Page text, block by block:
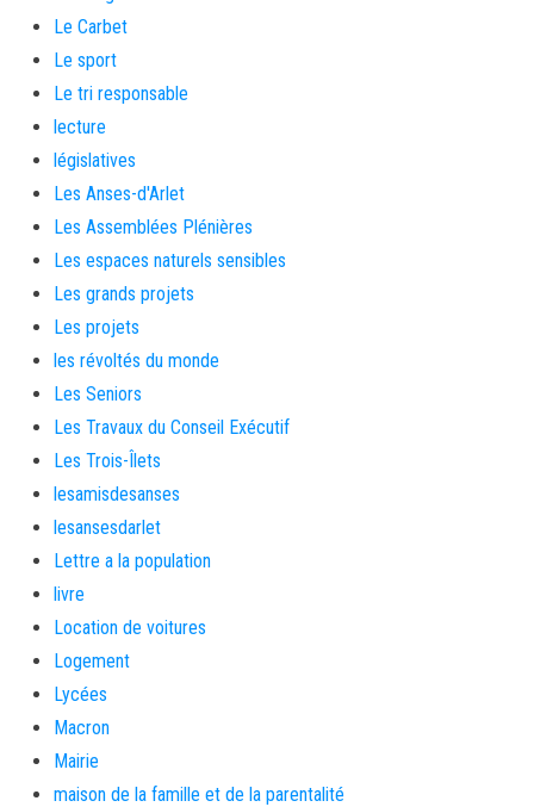
Le Carbet
Le sport
Le tri responsable
lecture
législatives
Les Anses-d'Arlet
Les Assemblées Plénières
Les espaces naturels sensibles
Les grands projets
Les projets
les révoltés du monde
Les Seniors
Les Travaux du Conseil Exécutif
Les Trois-Îlets
lesamisdesanses
lesansesdarlet
Lettre a la population
livre
Location de voitures
Logement
Lycées
Macron
Mairie
maison de la famille et de la parentalité